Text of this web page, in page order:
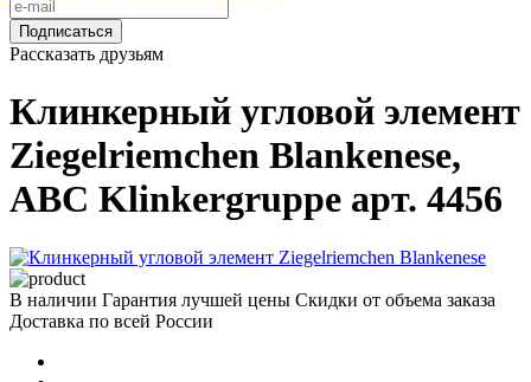
Подписаться
Рассказать друзьям
Клинкерный угловой элемент
Ziegelriemchen Blankenese,
ABC Klinkergruppe арт. 4456
В наличии Гарантия лучшей цены Скидки от объема заказа
Доставка по всей России